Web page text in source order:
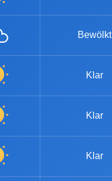
Bewölkt
Klar
Klar
Klar